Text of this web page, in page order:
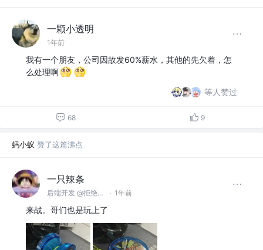
一颗小透明
1年前
我有一个朋友，公司因故发60%薪水，其他的先欠着，怎
么处理啊
等人赞过
68 9
蚂小蚁 赞了这篇沸点
一只辣条
后端开发 @拒绝996 · 1年前
来战。哥们也是玩上了